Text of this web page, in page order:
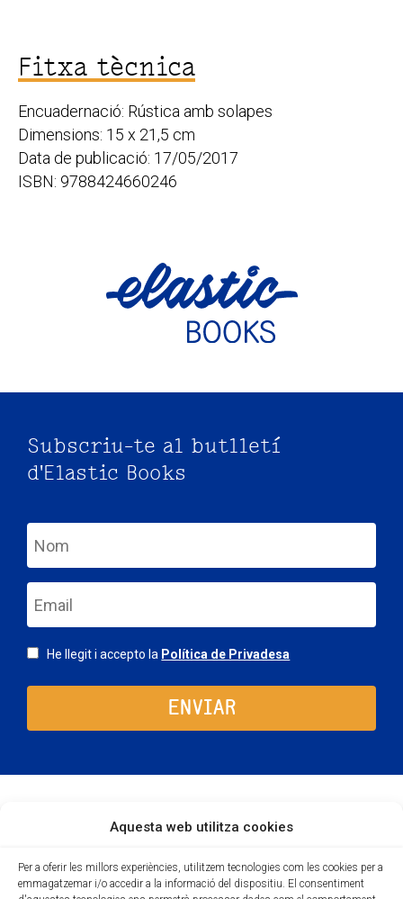
Aquesta web utilitza cookies
Per a oferir les millors experiències, utilitzem tecnologies com les cookies per a
emmagatzemar i/o accedir a la informació del dispositiu. El consentiment
Fitxa tècnica
Encuadernació: Rústica amb solapes
Dimensions: 15 x 21,5 cm
Data de publicació: 17/05/2017
ISBN: 9788424660246
Subscriu-te al butlletí
d'Elastic Books
Consentimiento
He llegit i accepto la Política de Privadesa
Avís legal